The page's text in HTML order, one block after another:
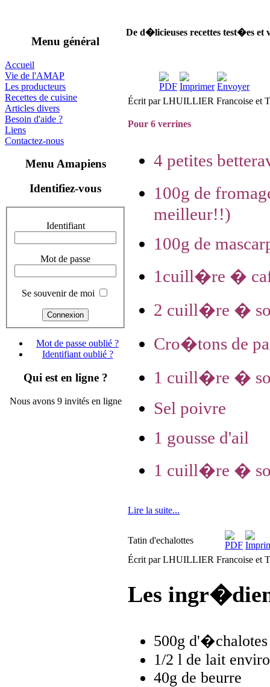
Menu général
Accueil
Vie de l'AMAP
Les producteurs
Recettes de cuisine
Articles divers
Besoin d'aide ?
Liens
Contactez-nous
Menu Amapiens
Identifiez-vous
Identifiant
Mot de passe
Se souvenir de moi
Mot de passe oublié ?
Identifiant oublié ?
Qui est en ligne ?
Nous avons 9 invités en ligne
De d�licieuses recettes test�es et
Écrit par LHUILLIER Francoise et
Pour 6 verrines
4 petites
100g de
meilleur!!)
100g de
1cuill�re �
2 cuill�re �
Cro�tons de
1 cuill�re �
Sel poivre
1 gousse d'ail
1 cuill�re �
Lire la suite...
Tatin d'echalottes
Écrit par LHUILLIER Francoise et
Les
500g
1/2 l de lait
40g de beurre